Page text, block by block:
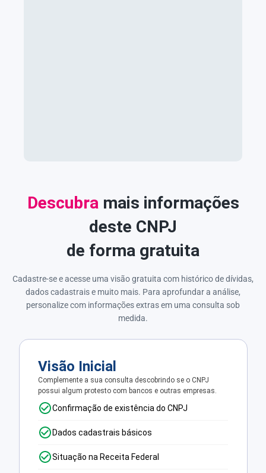
Descubra mais informações
deste CNPJ
de forma gratuita
Cadastre-se e acesse uma visão gratuita com histórico de dívidas,
dados cadastrais e muito mais. Para aprofundar a análise,
personalize com informações extras em uma consulta sob
medida.
Visão Inicial
Complemente a sua consulta descobrindo se o CNPJ
possui algum protesto com bancos e outras empresas.
Confirmação de existência do CNPJ
Dados cadastrais básicos
Situação na Receita Federal